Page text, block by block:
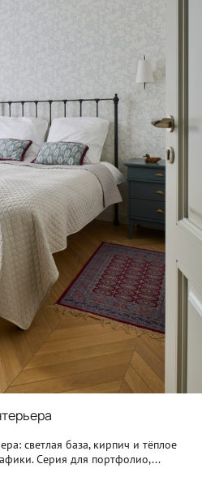
светлая база, кирпич и тёплое
Серия для портфолио,...